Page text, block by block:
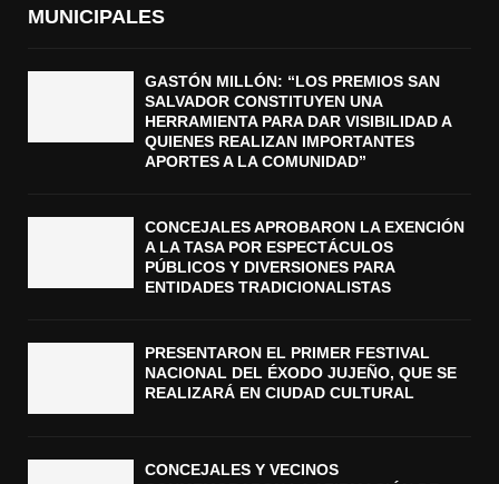
MUNICIPALES
GASTÓN MILLÓN: “LOS PREMIOS SAN
SALVADOR CONSTITUYEN UNA
HERRAMIENTA PARA DAR VISIBILIDAD A
QUIENES REALIZAN IMPORTANTES
APORTES A LA COMUNIDAD”
CONCEJALES APROBARON LA EXENCIÓN
A LA TASA POR ESPECTÁCULOS
PÚBLICOS Y DIVERSIONES PARA
ENTIDADES TRADICIONALISTAS
PRESENTARON EL PRIMER FESTIVAL
NACIONAL DEL ÉXODO JUJEÑO, QUE SE
REALIZARÁ EN CIUDAD CULTURAL
CONCEJALES Y VECINOS